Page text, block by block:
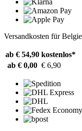
Versandkosten für
ab € 54,90 kostenlos*
ab € 0,00 € 6,90